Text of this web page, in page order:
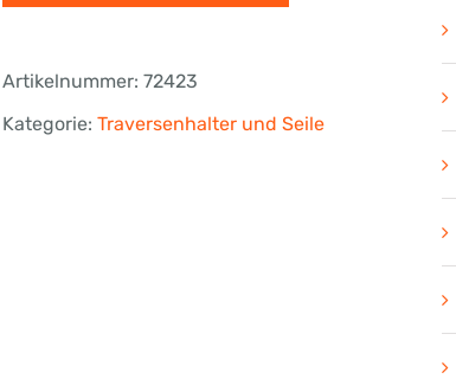
25
Artikelnummer: 72423
Kategorie: Traversenhalter und Seile